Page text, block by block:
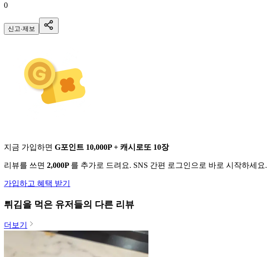
0
신고·제보
지금 가입하면 G포인트 10,000P + 캐시로또 10장
리뷰를 쓰면 2,000P 를 추가로 드려요. SNS 간편 로그인으로 바로 시작하세요.
가입하고 혜택 받기
튀김을 먹은 유저들의 다른 리뷰
더보기